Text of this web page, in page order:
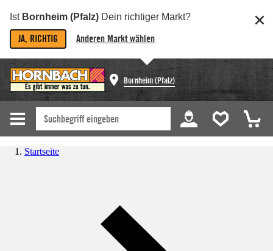
Ist Bornheim (Pfalz) Dein richtiger Markt?
JA, RICHTIG Anderen Markt wählen
Bornheim (Pfalz)
Startseite